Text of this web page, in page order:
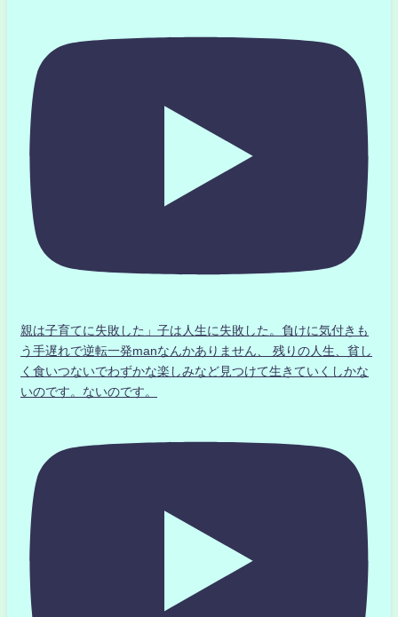
親は子育てに失敗した」子は人生に失敗した。負けに気付きも
う手遅れで逆転一発manなんかありません、 残りの人生、貧し
く食いつないでわずかな楽しみなど見つけて生きていくしかな
いのです。ないのです。